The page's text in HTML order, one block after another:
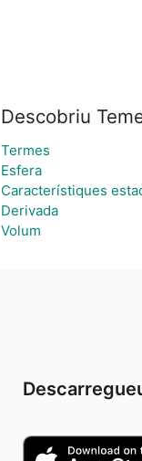
Descobriu
Termes
Esfera
Característiques
Derivada
Volum